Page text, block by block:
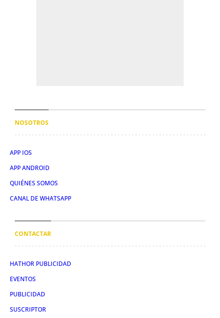
NOSOTROS
APP IOS
APP ANDROID
QUIÉNES SOMOS
CANAL DE WHATSAPP
CONTACTAR
HATHOR PUBLICIDAD
EVENTOS
PUBLICIDAD
SUSCRIPTOR